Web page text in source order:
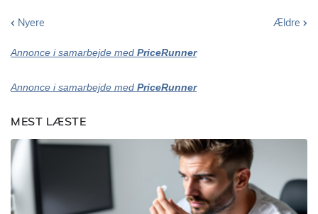
Nyere Ældre
Annonce i samarbejde med PriceRunner
Annonce i samarbejde med PriceRunner
MEST LÆSTE